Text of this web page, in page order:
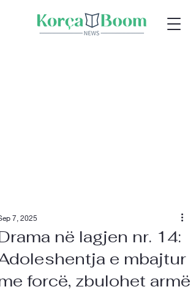
në lagjen nr. 14:
e mbajtur
forcë, zbulohet armë
7, 2025